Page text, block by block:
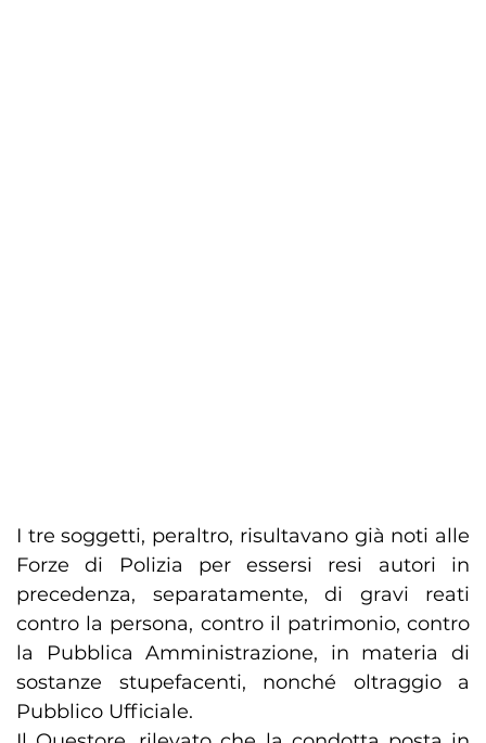
I tre soggetti, peraltro, risultavano già noti alle
Forze di Polizia per essersi resi autori in
precedenza, separatamente, di gravi reati
contro la persona, contro il patrimonio, contro
la Pubblica Amministrazione, in materia di
sostanze stupefacenti, nonché oltraggio a
Pubblico Ufficiale.